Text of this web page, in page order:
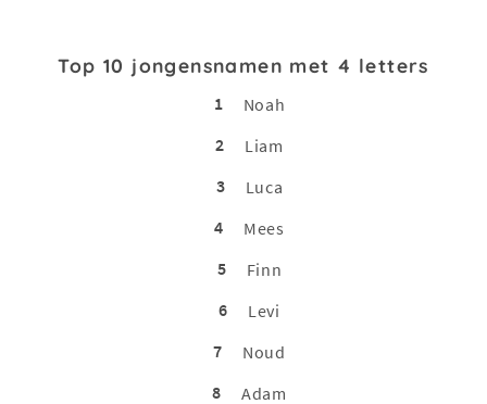
Top 10 jongensnamen met 4 letters
1
Noah
2
Liam
3
Luca
4
Mees
5
Finn
6
Levi
7
Noud
8
Adam